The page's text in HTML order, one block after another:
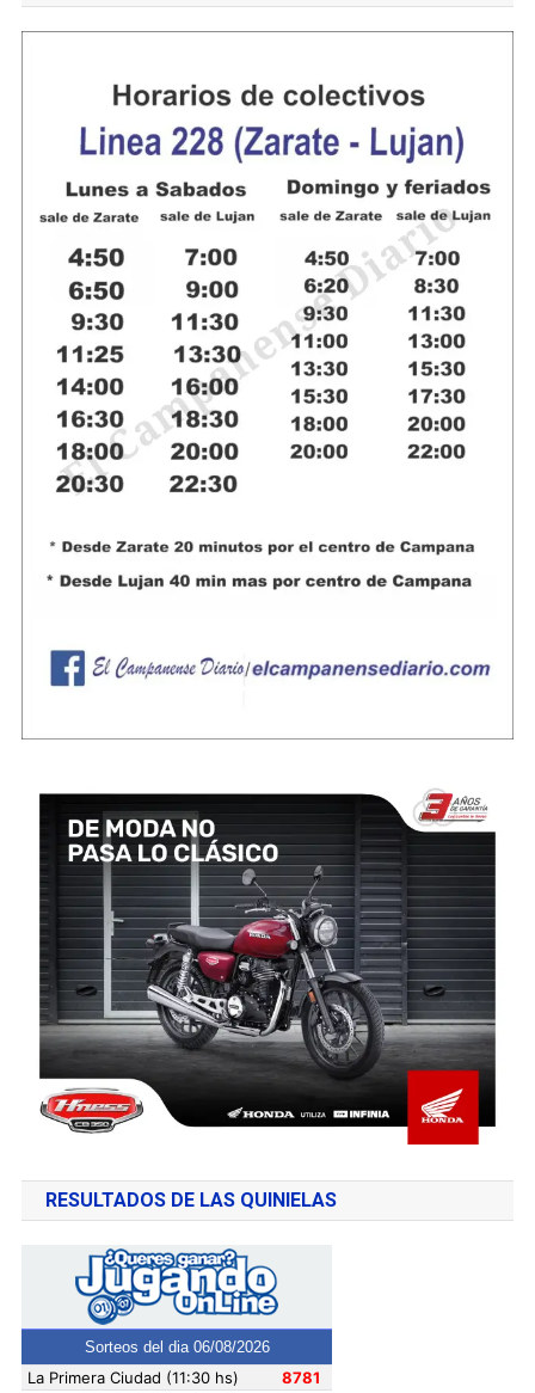
RESULTADOS DE LAS QUINIELAS